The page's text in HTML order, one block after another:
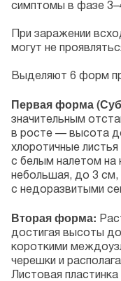
симптомы в фазе
При заражении
могут не
Выделяют 6 форм
Первая форма
значительным
в росте — высота
хлоротичные листья
с белым налетом на
небольшая, до 3 см,
с недоразвитыми
Вторая форма:
достигая высоты
короткими
черешки и
Листовая